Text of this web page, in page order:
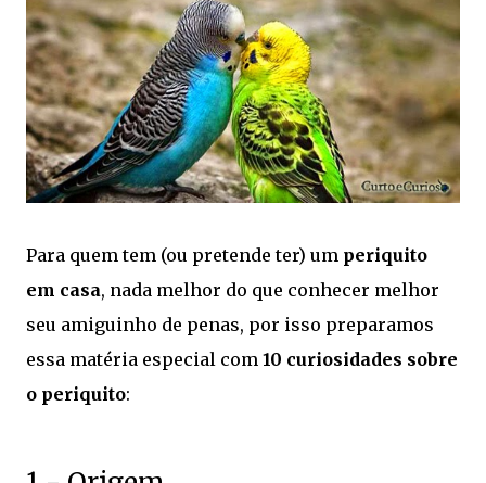
Para quem tem (ou pretende ter) um periquito
em casa, nada melhor do que conhecer melhor
seu amiguinho de penas, por isso preparamos
essa matéria especial com 10 curiosidades sobre
o periquito: